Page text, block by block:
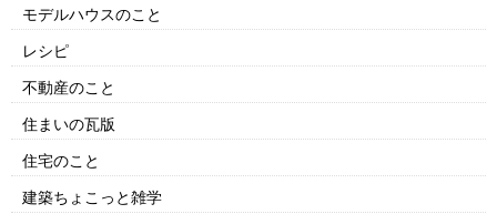
モデルハウスのこと
レシピ
不動産のこと
住まいの瓦版
住宅のこと
建築ちょこっと雑学